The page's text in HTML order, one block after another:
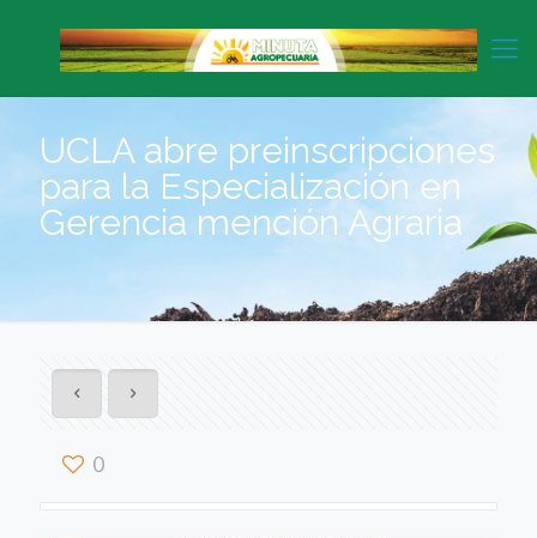
UCLA abre preinscripciones
para la Especialización en
Gerencia mención Agraria
0